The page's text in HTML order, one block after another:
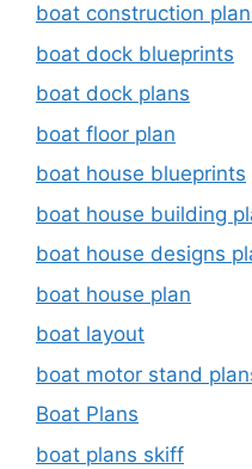
boat construction
boat dock blueprints
boat dock plans
boat floor plan
boat house blueprints
boat house building
boat house designs
boat house plan
boat layout
boat motor stand
Boat Plans
boat plans skiff